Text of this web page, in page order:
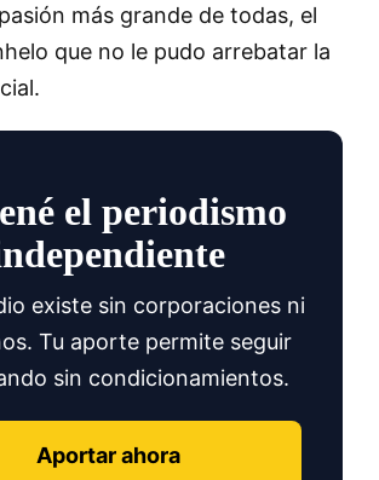
más grande de todas, el
que no le pudo arrebatar la
el periodismo
existe sin corporaciones ni
Tu aporte permite seguir
sin condicionamientos.
Aportar ahora